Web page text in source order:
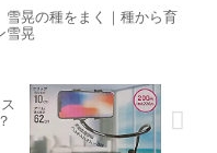
雪晃の種をまく｜種から育
雪晃